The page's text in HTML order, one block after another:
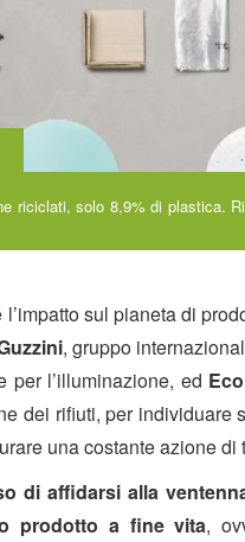
riciclati, solo 8,9% di plastica.
sul pianeta di
, gruppo
per l’illuminazione, ed
dei rifiuti, per
una costante azione di
di affidarsi alla
prodotto a fine vita,